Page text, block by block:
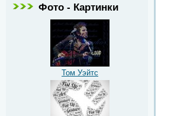
Фото - Картинки
Том Уэйтс